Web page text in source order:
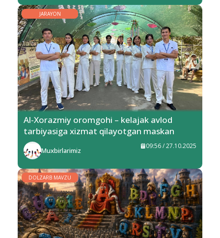
JARAYON
Al-Xorazmiy oromgohi – kelajak avlod
tarbiyasiga xizmat qilayotgan maskan
Muxbirlarimiz
09:56 / 27.10.2025
DOLZARB MAVZU